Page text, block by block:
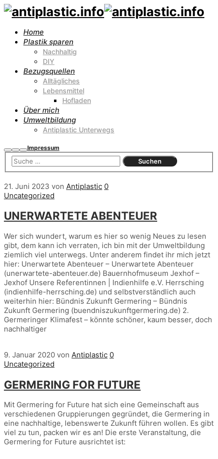
Home
Plastik sparen
Nachhaltig
DIY
Bezugsquellen
Alltägliches
Lebensmittel
Hofladen
Über mich
Umweltbildung
Antiplastic Unterwegs
Suchen
Mehr
Info
Hauptmenü
Impressum
21. Juni 2023 von Antiplastic 0
Uncategorized
UNERWARTETE ABENTEUER
Wer sich wundert, warum es hier so wenig Neues zu lesen
gibt, dem kann ich verraten, ich bin mit der Umweltbildung
ziemlich viel unterwegs. Unter anderem findet ihr mich jetzt
hier: Unerwartete Abenteuer – Unerwartete Abenteuer
(unerwartete-abenteuer.de) Bauernhofmuseum Jexhof –
Jexhof Unsere Referentinnen | Indienhilfe e.V. Herrsching
(indienhilfe-herrsching.de) und selbstverständlich auch
weiterhin hier: Bündnis Zukunft Germering – Bündnis
Zukunft Germering (buendniszukunftgermering.de) 2.
Germeringer Klimafest – könnte schöner, kaum besser, doch
nachhaltiger
9. Januar 2020 von Antiplastic 0
Uncategorized
GERMERING FOR FUTURE
Mit Germering for Future hat sich eine Gemeinschaft aus
verschiedenen Gruppierungen gegründet, die Germering in
eine nachhaltige, lebenswerte Zukunft führen wollen. Es gibt
viel zu tun, packen wir es an! Die erste Veranstaltung, die
Germering for Future ausrichtet ist: